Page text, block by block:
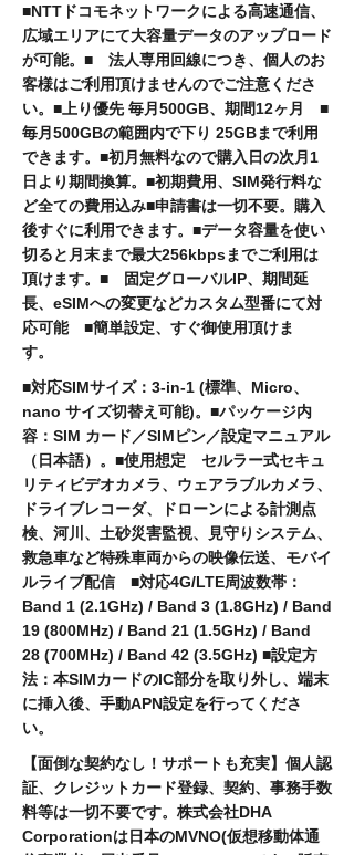
■NTTドコモネットワークによる高速通信、
広域エリアにて大容量データのアップロード
が可能。■ 法人専用回線につき、個人のお
客様はご利用頂けませんのでご注意くださ
い。■上り優先 毎月500GB、期間12ヶ月 ■
毎月500GBの範囲内で下り 25GBまで利用
できます。■初月無料なので購入日の次月1
日より期間換算。■初期費用、SIM発行料な
ど全ての費用込み■申請書は一切不要。購入
後すぐに利用できます。■データ容量を使い
切ると月末まで最大256kbpsまでご利用は
頂けます。■ 固定グローバルIP、期間延
長、eSIMへの変更などカスタム型番にて対
応可能 ■簡単設定、すぐ御使用頂けま
す。
■対応SIMサイズ：3-in-1 (標準、Micro、
nano サイズ切替え可能)。■パッケージ内
容：SIM カード／SIMピン／設定マニュアル
（日本語）。■使用想定 セルラー式セキュ
リティビデオカメラ、ウェアラブルカメラ、
ドライブレコーダ、ドローンによる計測点
検、河川、土砂災害監視、見守りシステム、
救急車など特殊車両からの映像伝送、モバイ
ルライブ配信 ■対応4G/LTE周波数帯：
Band 1 (2.1GHz) / Band 3 (1.8GHz) / Band
19 (800MHz) / Band 21 (1.5GHz) / Band
28 (700MHz) / Band 42 (3.5GHz) ■設定方
法：本SIMカードのIC部分を取り外し、端末
に挿入後、手動APN設定を行ってくださ
い。
【面倒な契約なし！サポートも充実】個人認
証、クレジットカード登録、契約、事務手数
料等は一切不要です。株式会社DHA
Corporationは日本のMVNO(仮想移動体通